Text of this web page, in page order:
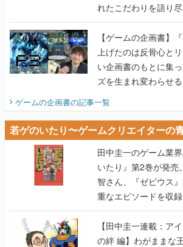
れたこだわりを語り
画書】
【ゲームの企画書】
上げたのは反骨心と
い企画書のもとに集
ズを生まれ変わらせ
ゲームの企画書の記事一覧
若ゲのいたり〜ゲームクリエイターの
田中圭一のゲーム業
いたり』第2巻が発売
智さん、『ゼビウス
重なエピソードを収録
【田中圭一連載：アイ
の絆 編】わがままな